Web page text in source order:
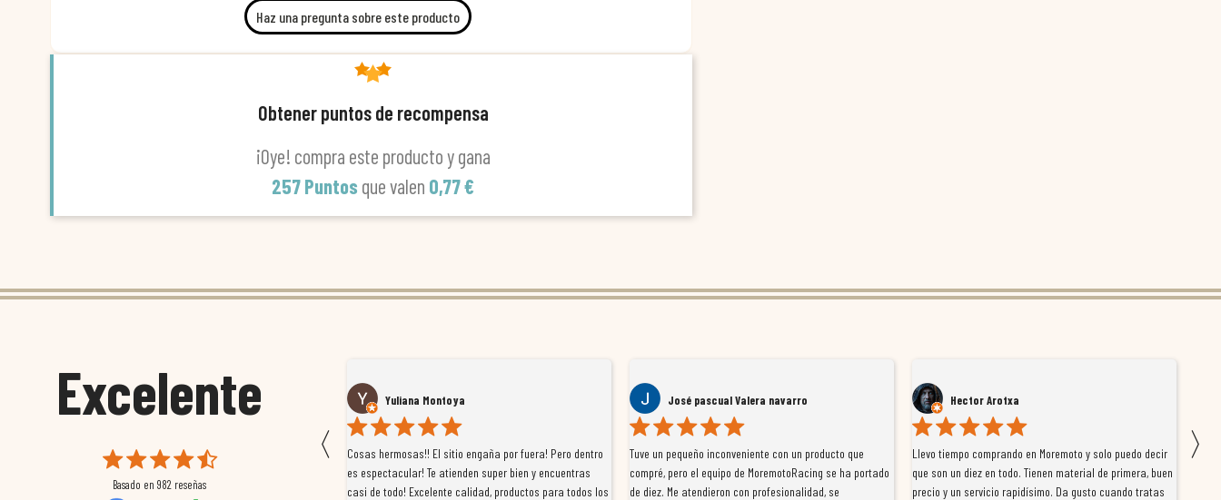
Haz una pregunta sobre este producto
Obtener puntos de recompensa
¡Oye! compra este producto y gana
257 Puntos que valen 0,77 €
Excelente
Basado en 982 reseñas
〈
Susana García Luis
Magnífica atención al cliente. Tuvimos un pequeño
retraso en el pedido y desde el minuto uno se
preocuparon por ayudarnos en todo. Gracias a Sergio,
Yuliana Montoya
Cosas hermosas!! El sitio engaña por fuera! Pero dentro
es espectacular! Te atienden super bien y encuentras
casi de todo! Excelente calidad, productos para todos los
José pascual Valera navarro
Tuve un pequeño inconveniente con un producto que
compré, pero el equipo de MoremotoRacing se ha portado
de diez. Me atendieron con profesionalidad, se
Hector Arotxa
Llevo tiempo comprando en Moremoto y solo puedo decir
que son un diez en todo. Tienen material de primera, buen
precio y un servicio rapidísimo. Da gusto cuando tratas
〉